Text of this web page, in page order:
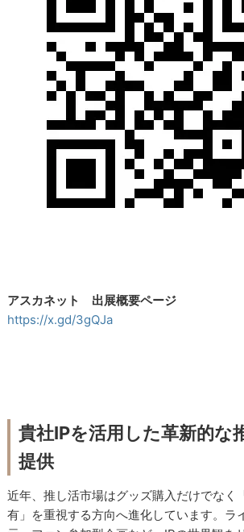
アスカネット 出展概要ページ
https://x.gd/3gQJa
貴社IPを活用した革新的な
提供
近年、推し活市場はグッズ購入だけでなく
有」を重視する方向へ進化しています。ラ